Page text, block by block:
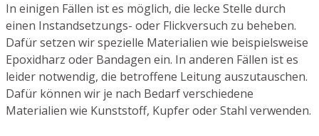
In einigen Fällen ist es möglich, die lecke Stelle durch
einen Instandsetzungs- oder Flickversuch zu beheben.
Dafür setzen wir spezielle Materialien wie beispielsweise
Epoxidharz oder Bandagen ein. In anderen Fällen ist es
leider notwendig, die betroffene Leitung auszutauschen.
Dafür können wir je nach Bedarf verschiedene
Materialien wie Kunststoff, Kupfer oder Stahl verwenden.